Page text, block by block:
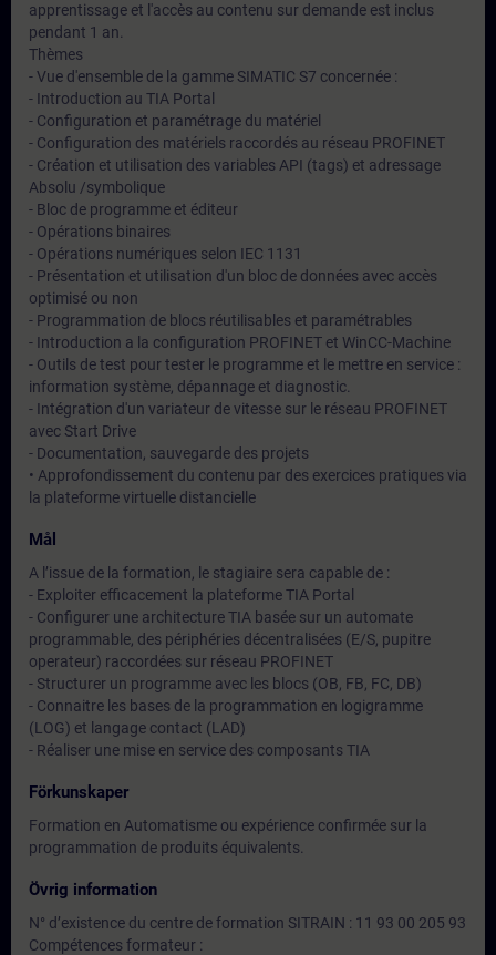
apprentissage et l'accès au contenu sur demande est inclus
pendant 1 an.
Thèmes
- Vue d'ensemble de la gamme SIMATIC S7 concernée :
- Introduction au TIA Portal
- Configuration et paramétrage du matériel
- Configuration des matériels raccordés au réseau PROFINET
- Création et utilisation des variables API (tags) et adressage
Absolu /symbolique
- Bloc de programme et éditeur
- Opérations binaires
- Opérations numériques selon IEC 1131
- Présentation et utilisation d'un bloc de données avec accès
optimisé ou non
- Programmation de blocs réutilisables et paramétrables
- Introduction a la configuration PROFINET et WinCC-Machine
- Outils de test pour tester le programme et le mettre en service :
information système, dépannage et diagnostic.
- Intégration d'un variateur de vitesse sur le réseau PROFINET
avec Start Drive
- Documentation, sauvegarde des projets
• Approfondissement du contenu par des exercices pratiques via
la plateforme virtuelle distancielle
Mål
A l’issue de la formation, le stagiaire sera capable de :
- Exploiter efficacement la plateforme TIA Portal
- Configurer une architecture TIA basée sur un automate
programmable, des périphéries décentralisées (E/S, pupitre
operateur) raccordées sur réseau PROFINET
- Structurer un programme avec les blocs (OB, FB, FC, DB)
- Connaitre les bases de la programmation en logigramme
(LOG) et langage contact (LAD)
- Réaliser une mise en service des composants TIA
Förkunskaper
Formation en Automatisme ou expérience confirmée sur la
programmation de produits équivalents.
Övrig information
N° d’existence du centre de formation SITRAIN : 11 93 00 205 93
Compétences formateur :